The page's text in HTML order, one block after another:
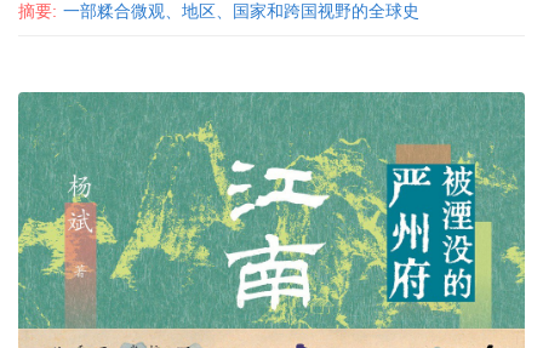
摘要: 一部糅合微观、地区、国家和跨国视野的全球史